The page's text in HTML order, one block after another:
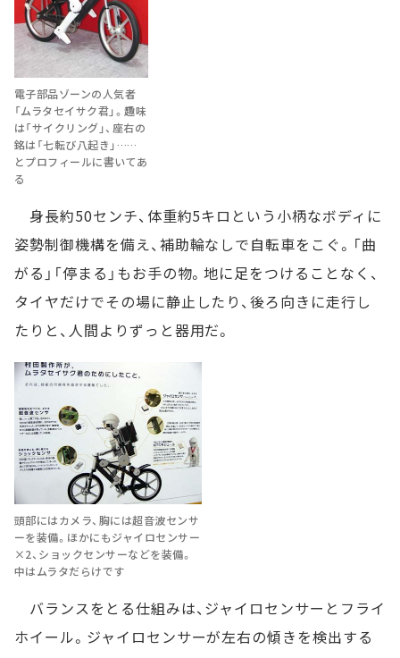
電子部品ゾーンの人気者
「ムラタセイサク君」。趣味
は「サイクリング」、座右の
銘は「七転び八起き」……
とプロフィールに書いてあ
る
身長約50センチ、体重約5キロという小柄なボディに
姿勢制御機構を備え、補助輪なしで自転車をこぐ。「曲
がる」「停まる」もお手の物。地に足をつけることなく、
タイヤだけでその場に静止したり、後ろ向きに走行し
たりと、人間よりずっと器用だ。
頭部にはカメラ、胸には超音波センサ
ーを装備。ほかにもジャイロセンサー
×2、ショックセンサーなどを装備。
中はムラタだらけです
バランスをとる仕組みは、ジャイロセンサーとフライ
ホイール。ジャイロセンサーが左右の傾きを検出する